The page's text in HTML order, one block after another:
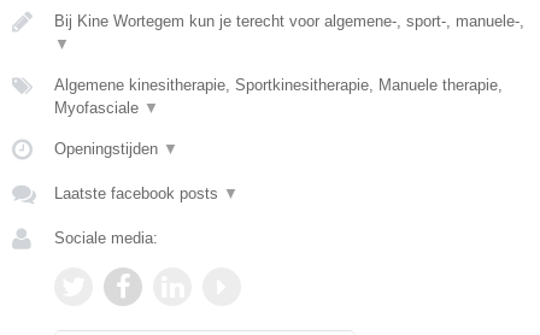
Bij Kine Wortegem kun je terecht voor algemene-, sport-, manuele-,
▼
Algemene kinesitherapie, Sportkinesitherapie, Manuele therapie,
Myofasciale ▼
Openingstijden ▼
Laatste facebook posts ▼
Sociale media: